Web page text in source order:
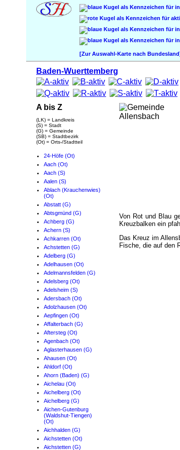
[Zur Auswahl-Karte nach
Baden-Wuerttemberg
A bis Z
(LK) = Landkreis
(S) = Stadt
(G) = Gemeinde
(SB) = Stadtbezirk
(Ot) = Orts-/Stadtteil
24-Höfe (Ot)
Aach (Ot)
Aach (S)
Aalen (S)
Ablach (Krauchenwies)
(Ot)
Abstatt (G)
Abtsgmünd (G)
Achberg (G)
Achern (S)
Achkarren (Ot)
Achstetten (G)
Adelberg (G)
Adelhausen (Ot)
Adelmannsfelden (G)
Adelsberg (Ot)
Adelsheim (S)
Adersbach (Ot)
Adolzhausen (Ot)
Aepfingen (Ot)
Affalterbach (G)
Aftersteg (Ot)
Agenbach (Ot)
Aglasterhausen (G)
Ahausen (Ot)
Ahldorf (Ot)
Ahorn (Baden) (G)
Aichelau (Ot)
Aichelberg (Ot)
Aichelberg (G)
Aichen-Gutenburg
(Waldshut-Tiengen)
(Ot)
Aichhalden (G)
Aichstetten (Ot)
Aichstetten (G)
Von Rot und Blau
Kreuzbalken ein
Das Kreuz im
Fische, die auf den